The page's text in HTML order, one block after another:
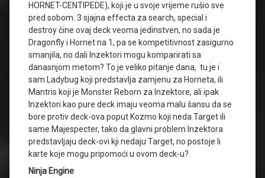
HORNET-CENTIPEDE), koji je u svoje vrijeme rušio sve
pred sobom. 3 sjajna effecta za search, special i
destroy čine ovaj deck veoma jedinstven, no sada je
Dragonfly i Hornet na 1, pa se kompetitivnost zasigurno
smanjila, no dali Inzektori mogu komparirati sa
danasnjom metom? To je veliko pitanje dana, tu je i
sam Ladybug koji predstavlja zamjenu za Horneta, ili
Mantris koji je Monster Reborn za Inzektore, ali ipak
Inzektori kao pure deck imaju veoma malu šansu da se
bore protiv deck-ova poput Kozmo koji neda Target ili
same Majespecter, tako da glavni problem Inzektora
predstavljaju deck-ovi kji nedaju Target, no postoje li
karte koje mogu pripomoći u ovom deck-u?
Ninja Engine